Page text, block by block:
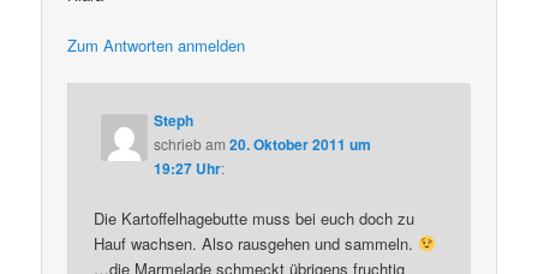
Zum Antworten anmelden
Steph
schriebam20. Oktober 2011 um
19:27 Uhr:
Die Kartoffelhagebutte muss bei euch doch zu
Hauf wachsen. Also rausgehen und sammeln.
…die Marmelade schmeckt übrigens fruchtig